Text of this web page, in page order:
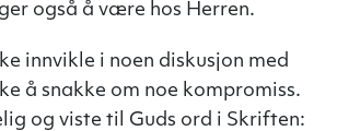
også å være hos Herren.
innvikle i noen diskusjon med
å snakke om noe kompromiss.
og viste til Guds ord i Skriften: